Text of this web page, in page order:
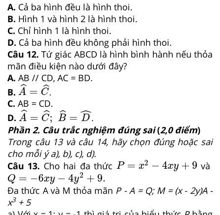
A. Cả ba hình đều là hình thoi.
B. Hình 1 và hình 2 là hình thoi.
C. Chỉ hình 1 là hình thoi.
D. Cả ba hình đều không phải hình thoi.
Câu 12.Tứ giác ABCD là hình bình hành nếu thỏa
mãn điều kiện nào dưới đây?
A. AB // CD, AC = BD.
B. ˆ
A = ˆ
C
A^ = C^
.
C. AB = CD.
D. ˆ
A = ˆ
C; ˆ
B = ˆ
D
A^ = C^; B^ D^
.
Phần 2. Câu trắc nghiệm đúng sai(2,0 điểm)
Trong câu 13 và câu 14, hãy chọn đúng hoặc sai
cho mỗi ý a), b), c), d).
Câu 13. Cho hai đa thức P = x2 − 4xy + 9
P= −4 y+ và
Q = −6xy − 4y2 + 9.
Q=− 6xy−4y2+ 9.
Đa thức A và M thỏa mãn P - A = Q; M = (x - 2y)A -
x3+ 5